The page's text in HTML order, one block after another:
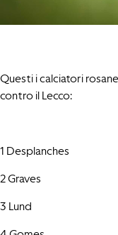
Questi i calciatori
contro il Lecco:
1 Desplanches
2 Graves
3 Lund